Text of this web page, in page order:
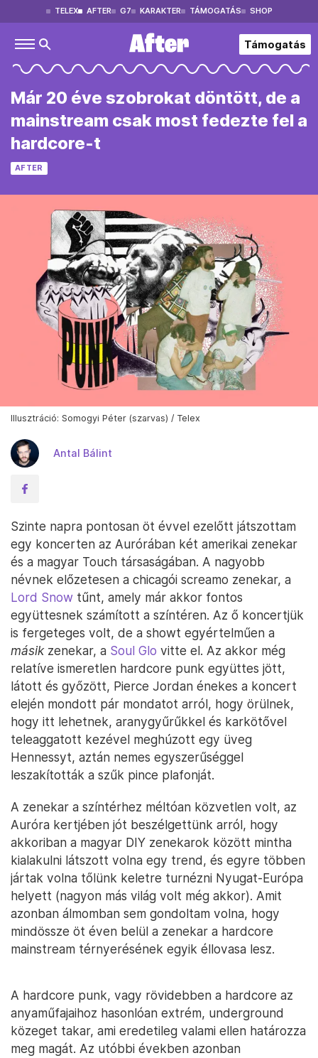
TELEX AFTER G7 KARAKTER TÁMOGATÁS SHOP
Támogatás
Már 20 éve szobrokat döntött, de a
mainstream csak most fedezte fel a
hardcore-t
AFTER
Illusztráció: Somogyi Péter (szarvas) / Telex
Antal Bálint
Szinte napra pontosan öt évvel ezelőtt játszottam
egy koncerten az Aurórában két amerikai zenekar
és a magyar Touch társaságában. A nagyobb
névnek előzetesen a chicagói screamo zenekar, a
Lord Snow tűnt, amely már akkor fontos
együttesnek számított a színtéren. Az ő koncertjük
is fergeteges volt, de a showt egyértelműen a
másikzenekar, a Soul Glo vitte el. Az akkor még
relatíve ismeretlen hardcore punk együttes jött,
látott és győzött, Pierce Jordan énekes a koncert
elején mondott pár mondatot arról, hogy örülnek,
hogy itt lehetnek, aranygyűrűkkel és karkötővel
teleaggatott kezével meghúzott egy üveg
Hennessyt, aztán nemes egyszerűséggel
leszakították a szűk pince plafonját.
A zenekar a színtérhez méltóan közvetlen volt, az
Auróra kertjében jót beszélgettünk arról, hogy
akkoriban a magyar DIY zenekarok között mintha
kialakulni látszott volna egy trend, és egyre többen
jártak volna tőlünk keletre turnézni Nyugat-Európa
helyett (nagyon más világ volt még akkor). Amit
azonban álmomban sem gondoltam volna, hogy
mindössze öt éven belül a zenekar a hardcore
mainstream térnyerésének egyik éllovasa lesz.
A hardcore punk, vagy rövidebben a hardcore az
anyaműfajaihoz hasonlóan extrém, underground
közeget takar, ami eredetileg valami ellen határozza
meg magát. Az utóbbi években azonban